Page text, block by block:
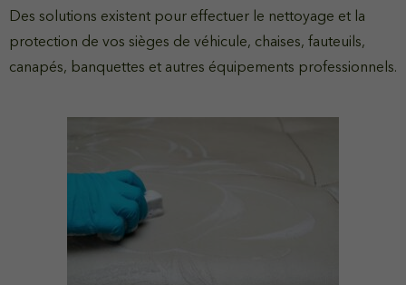
Des solutions existent pour effectuer le nettoyage et la
protection de vos sièges de véhicule, chaises, fauteuils,
canapés, banquettes et autres équipements professionnels.